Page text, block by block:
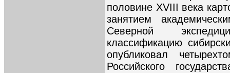
половине XVIII века
занятием
Северной
классификацию
опубликовал
Российского